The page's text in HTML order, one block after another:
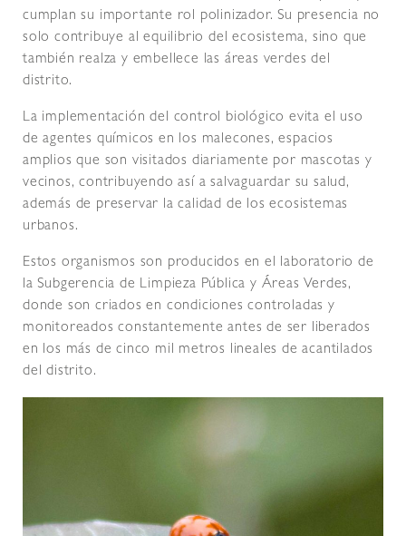
cumplan su importante rol polinizador. Su presencia no
solo contribuye al equilibrio del ecosistema, sino que
también realza y embellece las áreas verdes del
distrito.
La implementación del control biológico evita el uso
de agentes químicos en los malecones, espacios
amplios que son visitados diariamente por mascotas y
vecinos, contribuyendo así a salvaguardar su salud,
además de preservar la calidad de los ecosistemas
urbanos.
Estos organismos son producidos en el laboratorio de
la Subgerencia de Limpieza Pública y Áreas Verdes,
donde son criados en condiciones controladas y
monitoreados constantemente antes de ser liberados
en los más de cinco mil metros lineales de acantilados
del distrito.